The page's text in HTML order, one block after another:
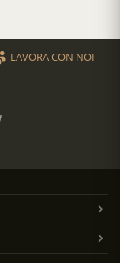
LAVORA CON NOI